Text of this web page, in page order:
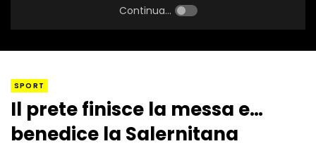
Continua...
SPORT
Il prete finisce la messa e…
benedice la Salernitana